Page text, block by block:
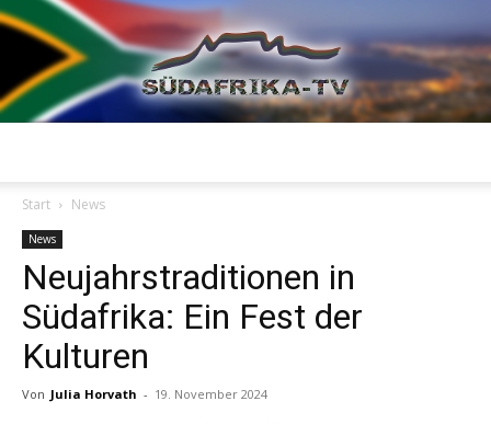
TV
Start News
News
Neujahrstraditionen in
Südafrika: Ein Fest der
Kulturen
Von Julia Horvath - 19. November 2024